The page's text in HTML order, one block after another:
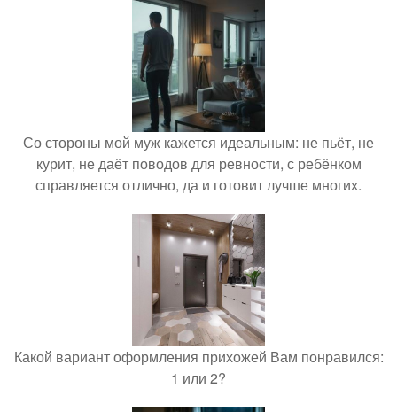
Со стороны мой муж кажется идеальным: не пьёт, не
курит, не даёт поводов для ревности, с ребёнком
справляется отлично, да и готовит лучше многих.
Какой вариант оформления прихожей Вам понравился:
1 или 2?